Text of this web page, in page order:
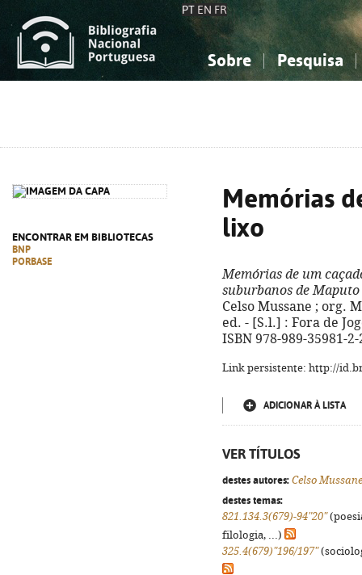
PT EN FR
Sobre Pesquisa
ENCONTRAR EM BIBLIOTECAS
BNP
PORBASE
Memórias
lixo
Memórias de um
suburbanos de
Celso Mussane ; org.
ed. - [S.l.] : Fora de
ISBN 978-989-35981-2-
Link persistente: http://
ADICIONAR À LISTA
VER TÍTULOS
destes autores: Celso Mussane
destes temas:
821.134.3(679)-94"20"
filologia, ...)
325.4(679)"196/197"